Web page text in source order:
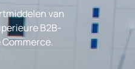
van
B2B-
Commerce.